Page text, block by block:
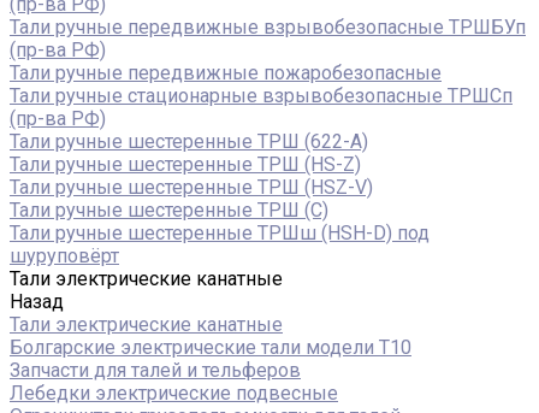
Тали ручные передвижные взрывобезопасные ТРШБУп
(пр-ва РФ)
Тали ручные передвижные пожаробезопасные
Тали ручные стационарные взрывобезопасные ТРШСп
(пр-ва РФ)
Тали ручные шестеренные ТРШ (622-A)
Тали ручные шестеренные ТРШ (HS-Z)
Тали ручные шестеренные ТРШ (HSZ-V)
Тали ручные шестеренные ТРШ (С)
Тали ручные шестеренные ТРШш (HSH-D) под
шуруповёрт
Тали электрические канатные
Назад
Тали электрические канатные
Болгарские электрические тали модели T10
Запчасти для талей и тельферов
Лебедки электрические подвесные